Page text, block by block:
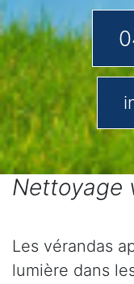
Nettoyage
Les vérandas
lumière dans